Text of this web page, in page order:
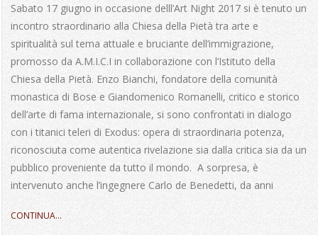
17
Sabato 17 giugno in occasione delll’Art Night 2017 si è tenuto un
incontro straordinario alla Chiesa della Pietà tra arte e
spiritualità sul tema attuale e bruciante dell’immigrazione,
promosso da A.M.I.C.I in collaborazione con l’Istituto della
Chiesa della Pietà. Enzo Bianchi, fondatore della comunità
monastica di Bose e Giandomenico Romanelli, critico e storico
dell’arte di fama internazionale, si sono confrontati in dialogo
con i titanici teleri di Exodus: opera di straordinaria potenza,
riconosciuta come autentica rivelazione sia dalla critica sia da un
pubblico proveniente da tutto il mondo. ​ A sorpresa, è
intervenuto anche l’ingegnere Carlo de Benedetti, da anni
CONTINUA…